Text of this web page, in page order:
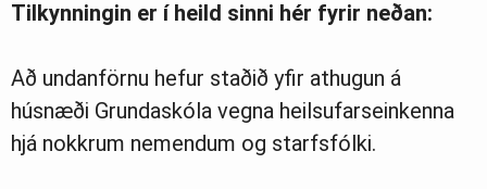
Tilkynningin er í heild sinni hér fyrir neðan:
Að undanförnu hefur staðið yfir athugun á
húsnæði Grundaskóla vegna heilsufarseinkenna
hjá nokkrum nemendum og starfsfólki.